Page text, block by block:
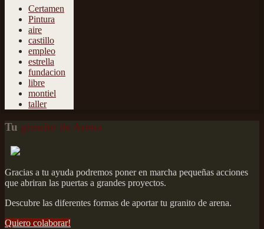
Certamen
Pintura
aire
castillo
empleo
estrella
fundacion
libre
montiel
taller
Tu granito de Arena
Gracias a tu ayuda podremos poner en marcha pequeñas acciones
que abriran las puertas a grandes proyectos.
Descubre las diferentes formas de aportar tu granito de arena.
Quiero colaborar!